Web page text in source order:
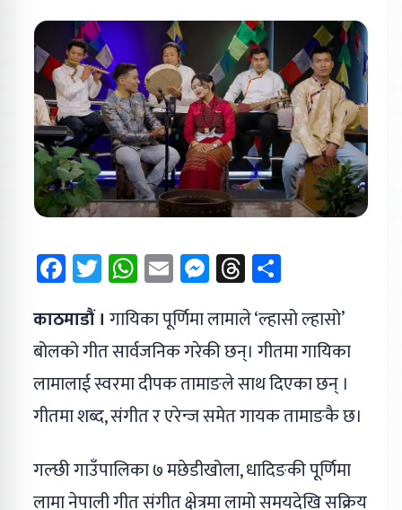
Facebook
Twitter
WhatsApp
EmailMessenger
Threads
काठमाडौं । गायिका पूर्णिमा लामाले ‘ल्हासो ल्हासो’
बोलको गीत सार्वजनिक गरेकी छन्। गीतमा गायिका
लामालाई स्वरमा दीपक तामाङले साथ दिएका छन् ।
गीतमा शब्द, संगीत र एरेन्ज समेत गायक तामाङकै छ।
गल्छी गाउँपालिका ७ मछेडीखोला, धादिङकी पूर्णिमा
लामा नेपाली गीत संगीत क्षेत्रमा लामो समयदेखि सक्रिय